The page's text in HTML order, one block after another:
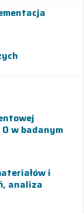
w badanym
i
analiza